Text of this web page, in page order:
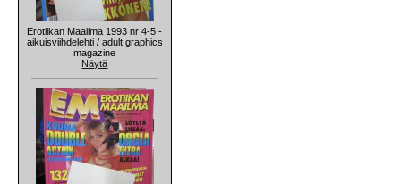
Erotiikan Maailma 1993 nr 4-5 -
aikuisviihdelehti / adult graphics
magazine
Näytä